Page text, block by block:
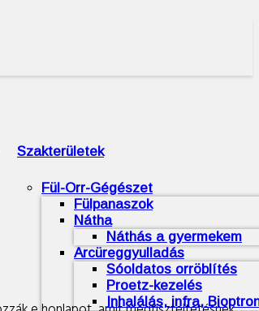
Szakterületek
Fül-Orr-Gégészet
Fülpanaszok
Nátha
Náthás a gyermekem
Arcüreggyulladás
Sóoldatos orröblítés
Proetz-kezelés
Inhalálás, infra,